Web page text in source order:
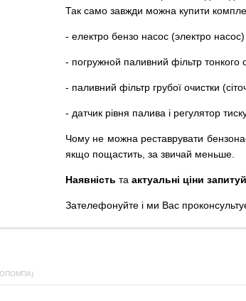
Так само завжди можна купити
- електро бензо насос (электро насос)
- погружной паливний фільтр тонкого
- паливний фільтр грубої очистки (
- датчик рівня палива і регулятор
Чому не можна реставрувати
якщо пощастить, за звичай меньше.
Наявність та актуальні ціни
Зателефонуйте і ми Вас